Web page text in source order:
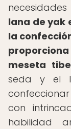
lana de yak
la
meseta
seda y el
con
habilidad